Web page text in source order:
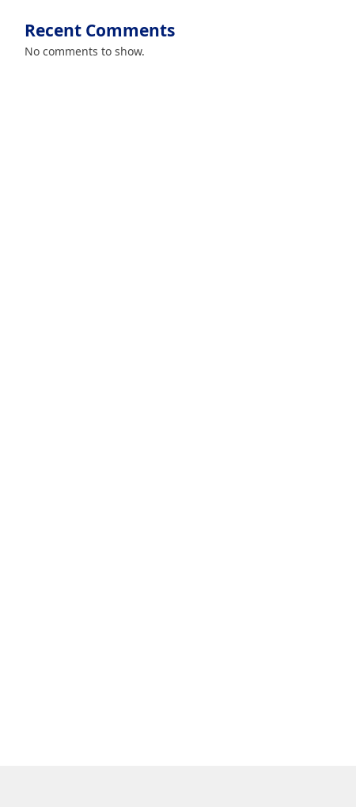
Recent Comments
No comments to show.